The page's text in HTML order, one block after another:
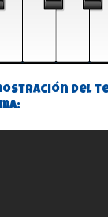
del